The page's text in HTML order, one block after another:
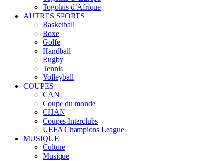
Togolais d’Afrique
AUTRES SPORTS
Basketball
Boxe
Golfe
Handball
Rugby
Tennis
Volleyball
COUPES
CAN
Coupe du monde
CHAN
Coupes Interclubs
UEFA Champions League
MUSIQUE
Culture
Musique